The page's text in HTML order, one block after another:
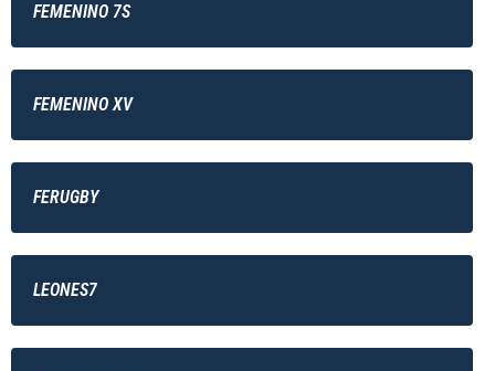
FEMENINO 7S
FEMENINO XV
FERUGBY
LEONES7